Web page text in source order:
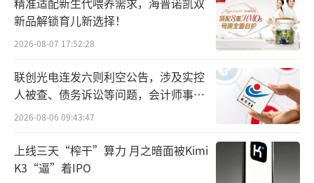
随后，金星啤酒于12日召开新闻发布会
称，信阳市茶叶协会在授权期内单方面要求公
司停止使用给公司造成近千万经济损失。金星
啤酒副董事长张峰则喊话称，将“依法提起诉
讼确认信阳市茶叶协会的解除行为无效，并保
留追究信阳市茶叶协会违约及赔偿责任的权
利”。
新品解锁育儿新选择！
2026-08-07 17:52:28
联创光电连发六则利空公告，涉及实控
人被查、债务诉讼等问题，会计师事务
所曾出具“保留意见”
2026-08-06 09:43:47
上线三天“榨干”算力 月之暗面被Kimi
K3“逼”着IPO